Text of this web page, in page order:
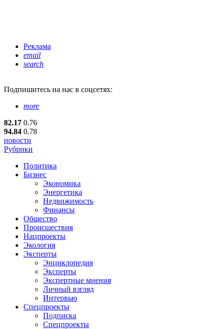
Реклама
email
search
Подпишитесь на нас в соцсетях:
more
82.17 0.76
94.84 0.78
новости
Рубрики
Политика
Бизнес
Экономика
Энергетика
Недвижимость
Финансы
Общество
Происшествия
Нацпроекты
Экология
Эксперты
Энциклопедия
Эксперты
Экспертные мнения
Личный взгляд
Интервью
Спецпроекты
Подписка
Спецпроекты